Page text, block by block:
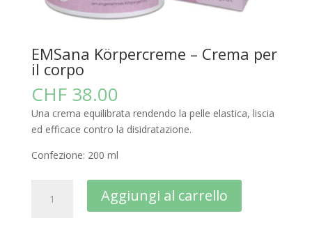
EMSana Körpercreme – Crema per
il corpo
CHF38.00
Una crema equilibrata rendendo la pelle elastica, liscia
ed efficace contro la disidratazione.
Confezione: 200 ml
Körpercreme
Aggiungi al carrello